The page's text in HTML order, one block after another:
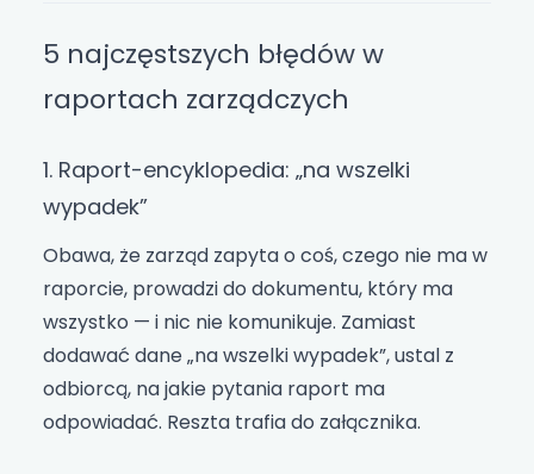
5 najczęstszych błędów w
raportach zarządczych
1. Raport-encyklopedia: „na wszelki
wypadek”
Obawa, że zarząd zapyta o coś, czego nie ma w
raporcie, prowadzi do dokumentu, który ma
wszystko — i nic nie komunikuje. Zamiast
dodawać dane „na wszelki wypadek”, ustal z
odbiorcą, na jakie pytania raport ma
odpowiadać. Reszta trafia do załącznika.